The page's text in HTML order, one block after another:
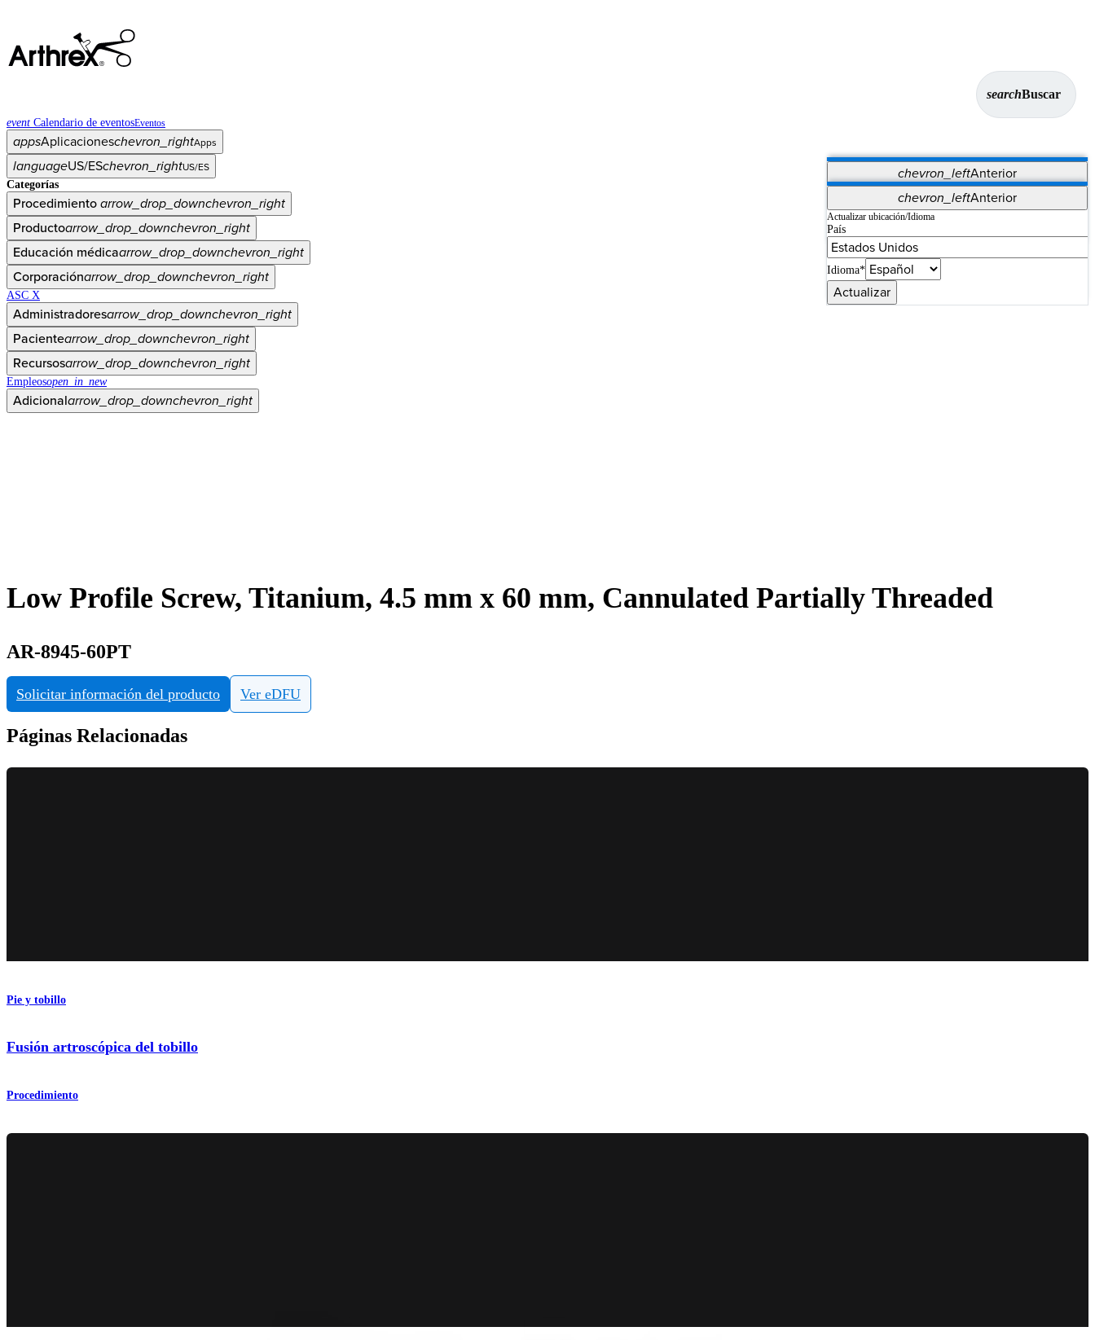
searchBuscar
event Calendario de eventosEventos
appsAplicacioneschevron_rightApps
chevron_leftAnterior
Vet Systems OrthoPedia Patient
Supplier Portal
Synergy Imaging & Resection
languageUS/ESchevron_rightUS/ES
chevron_leftAnterior
Actualizar ubicación/Idioma
País
Idioma*
Actualizar
Categorías
Procedimientoarrow_drop_downchevron_right
Productoarrow_drop_downchevron_right
Educación médicaarrow_drop_downchevron_right
Corporaciónarrow_drop_downchevron_right
ASC X
Administradoresarrow_drop_downchevron_right
Pacientearrow_drop_downchevron_right
Recursosarrow_drop_downchevron_right
Empleosopen_in_new
Adicionalarrow_drop_downchevron_right
Low Profile Screw, Titanium, 4.5 mm x 60 mm, Cannulated Partially Threaded
AR-8945-60PT
Solicitar información del producto Ver eDFU
Páginas Relacionadas
Pie y tobillo
Fusión artroscópica del tobillo
Procedimiento